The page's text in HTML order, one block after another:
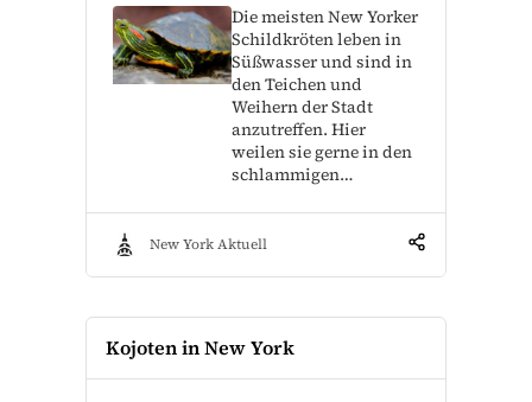
Die meisten New Yorker
Schildkröten leben in
Süßwasser und sind in
den Teichen und
Weihern der Stadt
anzutreffen. Hier
weilen sie gerne in den
schlammigen…
New York Aktuell
Kojoten in New York